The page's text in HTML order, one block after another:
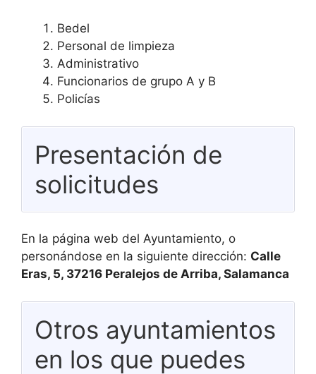
Bedel
Personal de limpieza
Administrativo
Funcionarios de grupo A y B
Policías
Presentación de
solicitudes
En la página web del Ayuntamiento, o
personándose en la siguiente dirección: Calle
Eras, 5, 37216 Peralejos de Arriba, Salamanca
Otros ayuntamientos
en los que puedes